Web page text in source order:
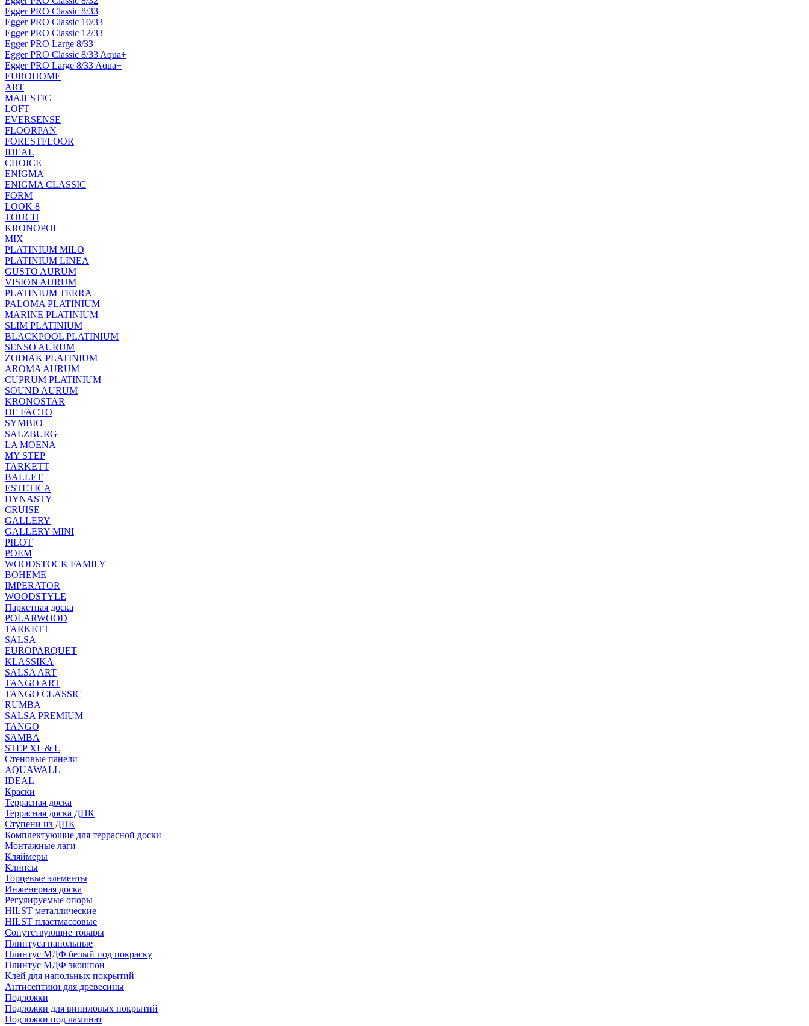
Egger PRO Classic 8/33
Egger PRO Classic 10/33
Egger PRO Classic 12/33
Egger PRO Large 8/33
Egger PRO Classic 8/33 Aqua+
Egger PRO Large 8/33 Aqua+
EUROHOME
ART
MAJESTIC
LOFT
EVERSENSE
FLOORPAN
FORESTFLOOR
IDEAL
CHOICE
ENIGMA
ENIGMA CLASSIC
FORM
LOOK 8
TOUCH
KRONOPOL
MIX
PLATINIUM MILO
PLATINIUM LINEA
GUSTO AURUM
VISION AURUM
PLATINIUM TERRA
PALOMA PLATINIUM
MARINE PLATINIUM
SLIM PLATINIUM
BLACKPOOL PLATINIUM
SENSO AURUM
ZODIAK PLATINIUM
AROMA AURUM
CUPRUM PLATINIUM
SOUND AURUM
KRONOSTAR
DE FACTO
SYMBIO
SALZBURG
LA MOENA
MY STEP
TARKETT
BALLET
ESTETICA
DYNASTY
CRUISE
GALLERY
GALLERY MINI
PILOT
POEM
WOODSTOCK FAMILY
BOHEME
IMPERATOR
WOODSTYLE
Паркетная доска
POLARWOOD
TARKETT
SALSA
EUROPARQUET
KLASSIKA
SALSA ART
TANGO ART
TANGO CLASSIC
RUMBA
SALSA PREMIUM
TANGO
SAMBA
STEP XL & L
Стеновые панели
AQUAWALL
IDEAL
Краски
Террасная доска
Террасная доска ДПК
Ступени из ДПК
Комплектующие для террасной доски
Монтажные лаги
Кляймеры
Клипсы
Торцевые элементы
Инженерная доска
Регулируемые опоры
HILST металлические
HILST пластмассовые
Сопутствующие товары
Плинтуса напольные
Плинтус МДФ белый под покраску
Плинтус МДФ экошпон
Клей для напольных покрытий
Антисептики для древесины
Подложки
Подложки для виниловых покрытий
Подложки под ламинат